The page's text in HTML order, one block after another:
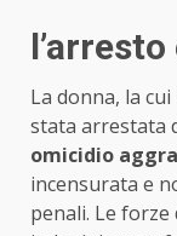
La donna, la
stata arrestata
omicidio
incensurata e
penali. Le forze